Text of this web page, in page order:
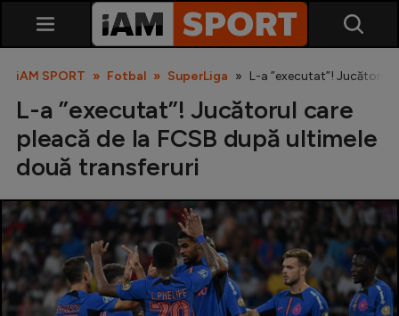
SuperLiga
Liga 2
Cupa României
iAM SPORT Fotbal SuperLiga L-a ”executat”! Jucătorul
L-a ”executat”! Jucătorul care
pleacă de la FCSB după ultimele
două transferuri